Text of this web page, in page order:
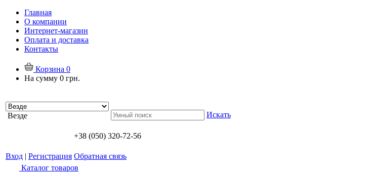
Главная
О компании
Интернет-магазин
Оплата и доставка
Контакты
Корзина 0
На сумму 0 грн.
Везде Искать
+38 (050) 320-72-56
Вход | Регистрация Обратная связь
Каталог товаров